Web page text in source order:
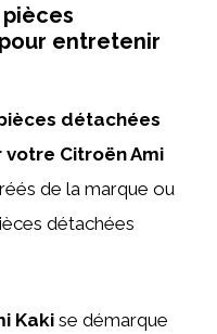
entretenir
détachées
Citroën Ami
de la marque ou
détachées
Kaki se démarque